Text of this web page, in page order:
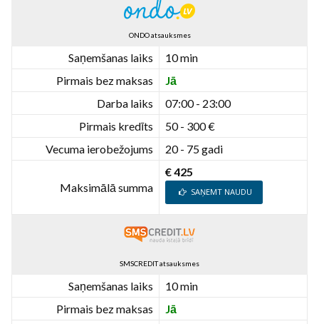
ONDO atsauksmes
Saņemšanas laiks
10 min
Pirmais bez maksas
Jā
Darba laiks
07:00 - 23:00
Pirmais kredīts
50 - 300 €
Vecuma ierobežojums
20 - 75 gadi
Maksimālā summa
€ 425
SAŅEMT NAUDU
SMSCREDIT atsauksmes
Saņemšanas laiks
10 min
Pirmais bez maksas
Jā